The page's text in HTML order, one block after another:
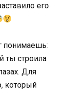
его
понимаешь:
ты строила
Для
который